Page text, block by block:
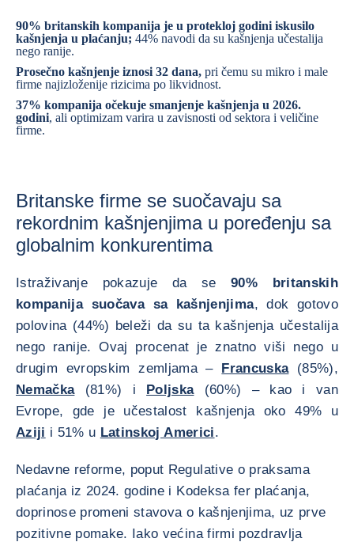
90% britanskih kompanija je u protekloj godini iskusilo
kašnjenja u plaćanju; 44% navodi da su kašnjenja učestalija
nego ranije.
Prosečno kašnjenje iznosi 32 dana, pri čemu su mikro i male
firme najizloženije rizicima po likvidnost.
37% kompanija očekuje smanjenje kašnjenja u 2026.
godini, ali optimizam varira u zavisnosti od sektora i veličine
firme.
Britanske firme se suočavaju sa
rekordnim kašnjenjima u poređenju sa
globalnim konkurentima
Istraživanje pokazuje da se90% britanskih
kompanija suočava sa kašnjenjima, dok gotovo
polovina (44%) beleži da su ta kašnjenja učestalija
nego ranije. Ovaj procenat je znatno viši nego u
drugim evropskim zemljama – Francuska(85%),
Nemačka(81%) i Poljska(60%) – kao i van
Evrope, gde je učestalost kašnjenja oko 49% u
Aziji i 51% u Latinskoj Americi.
Nedavne reforme, poput Regulative o praksama
plaćanja iz 2024. godine i Kodeksa fer plaćanja,
doprinose promeni stavova o kašnjenjima, uz prve
pozitivne pomake. Iako većina firmi pozdravlja